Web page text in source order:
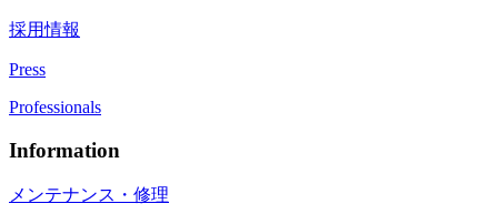
採用情報
Press
Professionals
Information
メンテナンス・修理